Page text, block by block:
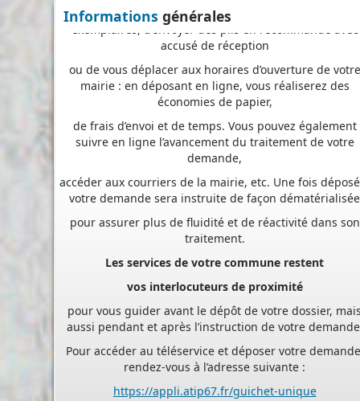
Informations générales
accusé de réception
ou de vous déplacer aux horaires d’ouverture de votre
mairie : en déposant en ligne, vous réaliserez des
économies de papier,
de frais d’envoi et de temps. Vous pouvez également
suivre en ligne l’avancement du traitement de votre
demande,
accéder aux courriers de la mairie, etc. Une fois
votre demande sera instruite de façon dématérialisée
pour assurer plus de fluidité et de réactivité dans son
traitement.
Les services de votre commune restent
aussi pendant et après l’instruction de votre demande.
Pour accéder au téléservice et déposer votre demande,
rendez-vous à l’adresse suivante :
https://appli.atip67.fr/guichet-unique
- - - - - - - - - - - - - - - - - -